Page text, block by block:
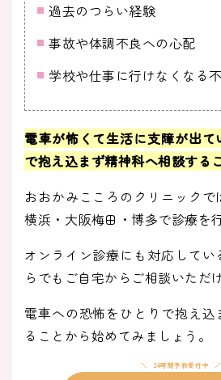
過去のつらい経験
事故や体調不良への心配
学校や仕事に行けなくなる
電車が怖くて生活に支障が出て
で抱え込まず精神科へ相談する
おおかみこころのクリニックで
横浜・大阪梅田・博多で診療を
オンライン診療にも対応してい
らでもご自宅からご相談いただ
電車への恐怖をひとりで抱え込
ることから始めてみましょう。
24時間予約受付中